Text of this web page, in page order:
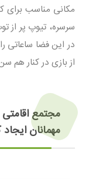
مکانی مناسب برای
سرسره، تیوپ پر از
در این فضا ساعاتی
از بازی در کنار هم
مجتمع اقامتی
مهمانان